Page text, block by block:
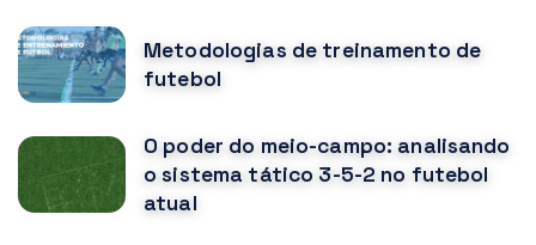
Metodologias de treinamento de
futebol
O poder do meio-campo: analisando
o sistema tático 3-5-2 no futebol
atual